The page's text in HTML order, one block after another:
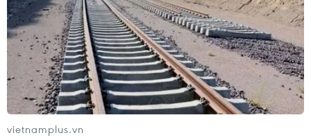
vietnamplus.vn